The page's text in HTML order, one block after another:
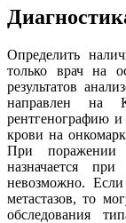
Определить
только врач на
результатов
направлен на
рентгенографию и
крови на
При поражении
назначается
невозможно.
метастазов, то
обследования